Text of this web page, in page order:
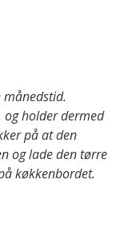
månedstid.
holder dermed
på at den
og lade den tørre
køkkenbordet.